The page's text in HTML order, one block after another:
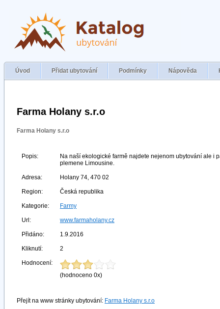
Úvod Přidat ubytování Podmínky Nápověda
Farma Holany s.r.o
Farma Holany s.r.o
Popis:
Na naší ekologické farmě najdete nejenom ubytování ale i
plemene Limousine.
Adresa: Holany 74, 470 02
Region: Česká republika
Kategorie: Farmy
Url: www.farmaholany.cz
Přidáno: 1.9.2016
Kliknutí: 2
Hodnocení:
(hodnoceno 0x)
Přejít na www stránky ubytování: Farma Holany s.r.o